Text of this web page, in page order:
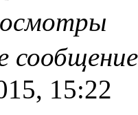
15:22